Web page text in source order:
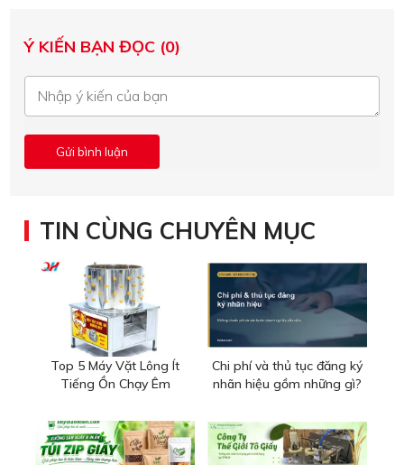
Ý KIẾN BẠN ĐỌC (0)
TIN CÙNG CHUYÊN MỤC
Top 5 Máy Vặt Lông Ít
Tiếng Ồn Chạy Êm
Chi phí và thủ tục đăng ký
nhãn hiệu gồm những gì?